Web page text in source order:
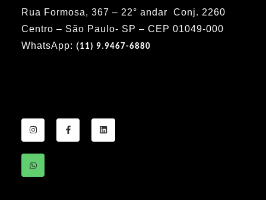
Rua Formosa, 367 – 22° andar Conj. 2260
Centro – São Paulo- SP – CEP 01049-000
WhatsApp: (11) 9.9467-6880